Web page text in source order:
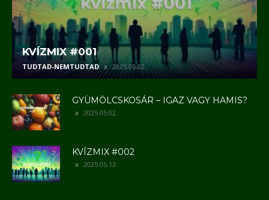
KVÍZMIX #001
TUDTAD-NEMTUDTAD 2025.05.02.
GYÜMÖLCSKOSÁR – IGAZ VAGY HAMIS?
2025.05.02.
KVÍZMIX #002
2025.05.13.